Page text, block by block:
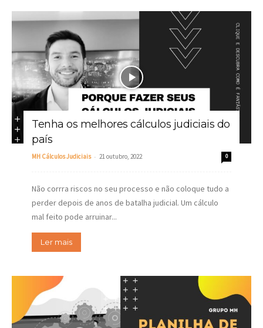
Tenha os melhores cálculos judiciais do
país
MH Cálculos Judiciais - 21 outubro, 2022 0
Não corrra riscos no seu processo e não coloque tudo a
perder depois de anos de batalha judicial. Um cálculo
mal feito pode arruinar...
Ler mais